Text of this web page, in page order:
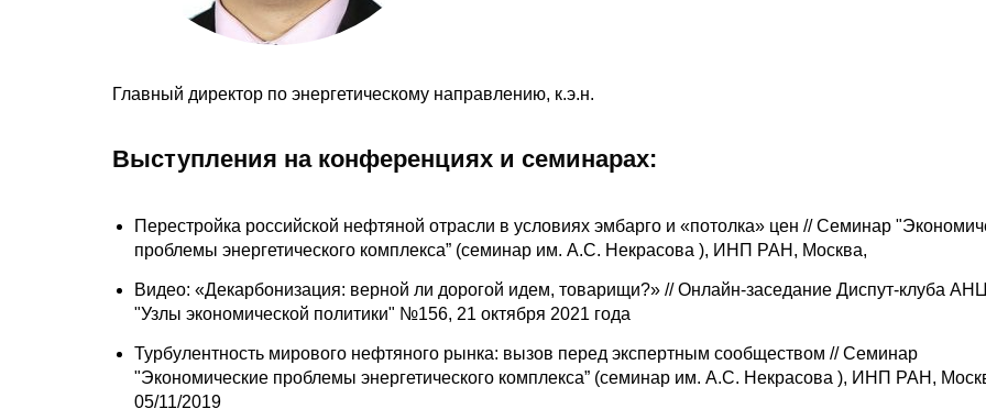
Главный директор по энергетическому направлению, к.э.н.
Выступления на конференциях и семинарах:
Перестройка российской нефтяной отрасли в условиях эмбарго и «потолка» цен // Семинар
проблемы энергетического комплекса” (семинар им. А.С. Некрасова ), ИНП РАН, Москва,
Видео: «Декарбонизация: верной ли дорогой идем, товарищи?» // Онлайн-заседание Диспут-клуба
"Узлы экономической политики" №156, 21 октября 2021 года
Турбулентность мирового нефтяного рынка: вызов перед экспертным сообществом // Семинар
"Экономические проблемы энергетического комплекса” (семинар им. А.С. Некрасова ), ИНП РАН,
05/11/2019